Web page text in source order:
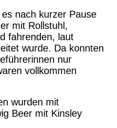
nach kurzer Pause
mit Rollstuhl,
fahrenden, laut
wurde. Da konnten
nur
vollkommen
wurden mit
Beer mit Kinsley